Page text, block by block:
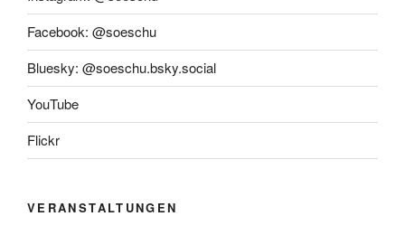
Facebook: @soeschu
Bluesky: @soeschu.bsky.social
YouTube
Flickr
VERANSTALTUNGEN